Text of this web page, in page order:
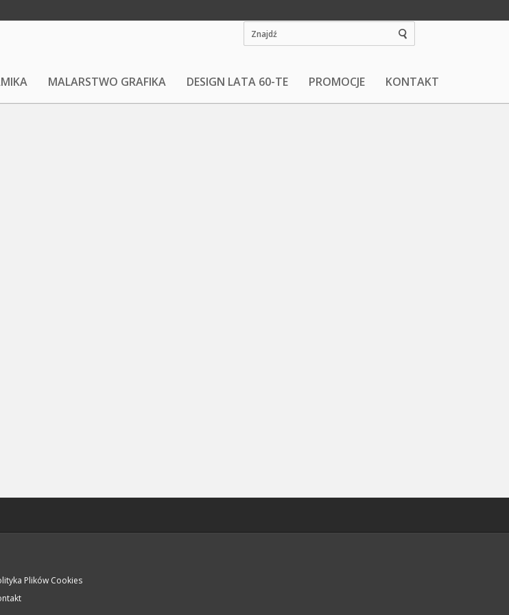
MALARSTWO GRAFIKA DESIGN LATA 60-TE PROMOCJE KONTAKT
Plików Cookies